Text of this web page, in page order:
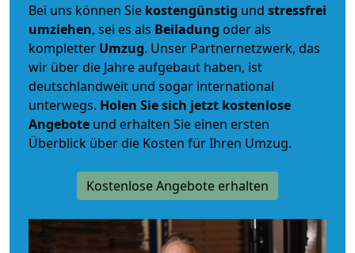
Bei uns können Sie kostengünstig und stressfrei
umziehen, sei es als Beiladung oder als
kompletter Umzug. Unser Partnernetzwerk, das
wir über die Jahre aufgebaut haben, ist
deutschlandweit und sogar international
unterwegs. Holen Sie sich jetzt kostenlose
Angebote und erhalten Sie einen ersten
Überblick über die Kosten für Ihren Umzug.
Kostenlose Angebote erhalten